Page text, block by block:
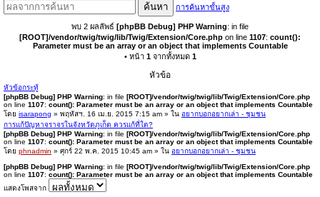
ค้นหา การค้นหาขั้นสูง
พบ 2 ผลลัพธ์ [phpBB Debug] PHP Warning: in file
[ROOT]/vendor/twig/twig/lib/Twig/Extension/Core.php on line 1107: count():
Parameter must be an array or an object that implements Countable
• หน้า 1จากทั้งหมด 1
หัวข้อ
หัวข้อกระทู้
[phpBB Debug] PHP Warning: in file [ROOT]/vendor/twig/twig/lib/Twig/Extension/Core.php
on line 1107: count(): Parameter must be an array or an object that implements Countable
โดย isarapong » พฤหัสฯ. 16 เม.ย. 2015 7:15 am » ใน อยากบอกอยากเล่า - ชุมชน
การแก้ปัญหาจราจรในจังหวัดภูเก็ต ควรแก้ที่ใด?
[phpBB Debug] PHP Warning: in file [ROOT]/vendor/twig/twig/lib/Twig/Extension/Core.php
on line 1107: count(): Parameter must be an array or an object that implements Countable
โดย phnadmin » ศุกร์ 22 พ.ค. 2015 10:45 am » ใน อยากบอกอยากเล่า - ชุมชน
[phpBB Debug] PHP Warning: in file [ROOT]/vendor/twig/twig/lib/Twig/Extension/Core.php
on line 1107: count(): Parameter must be an array or an object that implements Countable
แสดงโพสจาก